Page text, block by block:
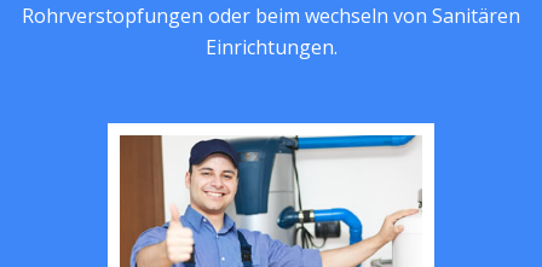
Rohrverstopfungen oder beim wechseln von Sanitären
Einrichtungen.